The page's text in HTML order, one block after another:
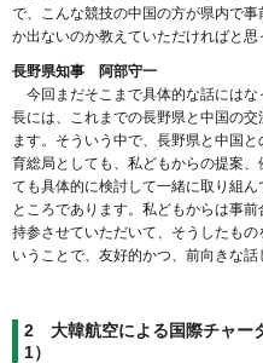
で、こんな競技の中国の方が県内で
か出ないのか教えていただければと思
長野県知事 阿部守一
今回まだそこまで具体的な話にはな
長には、これまでの長野県と中国の
ます。そういう中で、長野県と中国
育総局としても、私どもからの提案
ても具体的に検討して一緒に取り組
ところであります。私どもからは事
持参させていただいて、そうしたも
いうことで、友好的かつ、前向きな話
2 大韓航空による国際チャー
1）